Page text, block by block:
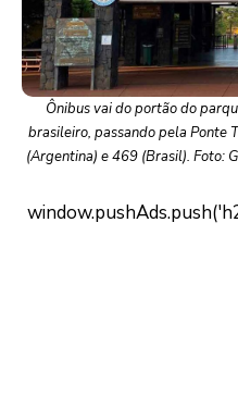
Ônibus vai do portão do
brasileiro, passando pela Ponte
(Argentina) e 469 (Brasil). Foto: